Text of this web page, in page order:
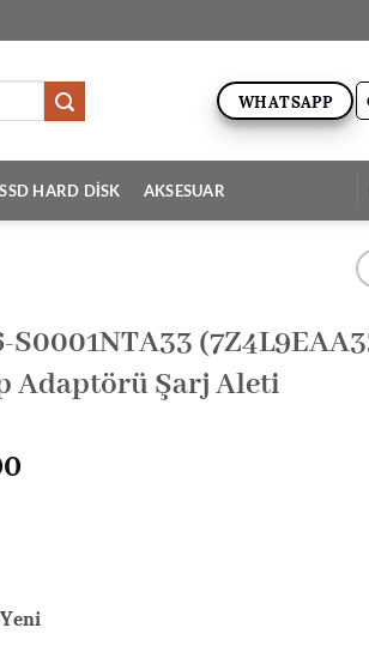
WHATSAPP
SSD HARD DİSK AKSESUAR
S0001NTA33
Adaptörü Şarj Aleti
Şuandaki